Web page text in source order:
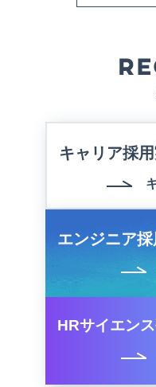
キャリア採
エンジニア
HRサイエン